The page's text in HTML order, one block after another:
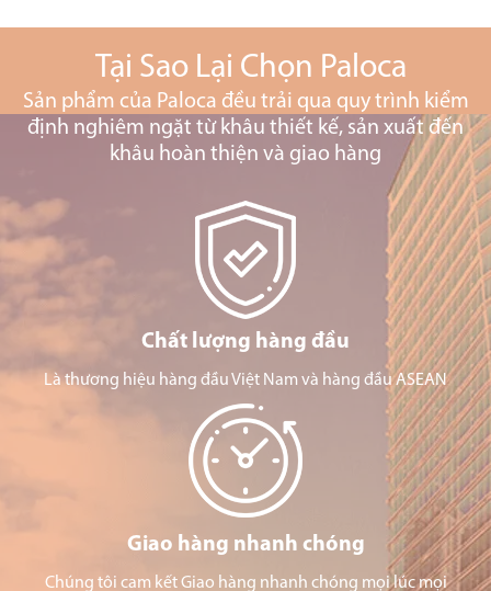
Tại Sao Lại Chọn Paloca
Sản phẩm của Paloca đều trải qua quy trình kiểm
định nghiêm ngặt từ khâu thiết kế, sản xuất đến
khâu hoàn thiện và giao hàng
Chất lượng hàng đầu
Là thương hiệu hàng đầu Việt Nam và hàng đầu ASEAN
Giao hàng nhanh chóng
Chúng tôi cam kết Giao hàng nhanh chóng mọi lúc mọi